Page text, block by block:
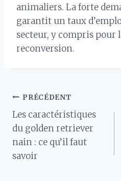
animaliers. La forte
garantit un taux
secteur, y compris pour
reconversion.
Navigation
de
l’article
PRÉCÉDENT
Les caractéristiques
du golden retriever
nain : ce qu’il faut
savoir